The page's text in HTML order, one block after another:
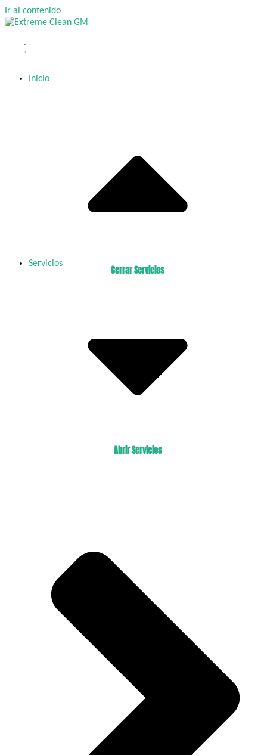
Ir al contenido
Inicio
Servicios
Cerrar Servicios
Abrir Servicios